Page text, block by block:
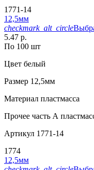
1771-14
12,5мм
checkmark_alt_circle
5.47 р.
По 100 шт
Цвет белый
Размер 12,5мм
Материал пластмасса
Прочее часть А
Артикул 1771-14
1774
12,5мм